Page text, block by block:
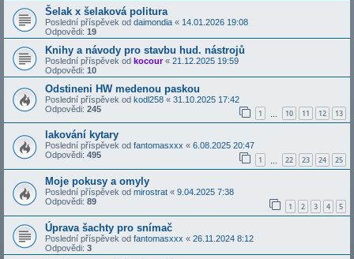
Šelak x šelaková politura
Poslední příspěvek od daimondia « 14.01.2026 19:08
Odpovědi: 19
Knihy a návody pro stavbu hud. nástrojů
Poslední příspěvek od kocour« 21.12.2025 19:59
Odpovědi: 10
Odstineni HW medenou paskou
Poslední příspěvek od kodl258 « 31.10.2025 17:42
Odpovědi: 245 1 10 11 12 13
lakování kytary
Poslední příspěvek od fantomasxxx « 6.08.2025 20:47
Odpovědi: 495 1 22 23 24 25
Moje pokusy a omyly
Poslední příspěvek od mirostrat « 9.04.2025 7:38
Odpovědi: 89 1 2 3 4 5
Úprava šachty pro snímač
Poslední příspěvek od fantomasxxx « 26.11.2024 8:12
Odpovědi: 3